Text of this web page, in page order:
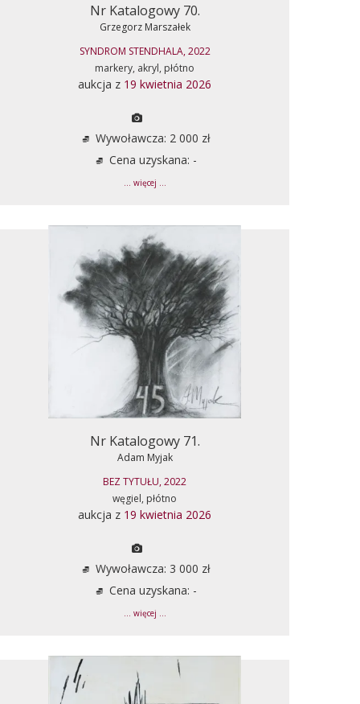
Nr Katalogowy 70.
Grzegorz Marszałek
SYNDROM STENDHALA, 2022
markery, akryl, płótno
aukcja z 19 kwietnia 2026
Wywoławcza: 2 000 zł
Cena uzyskana: -
... więcej ...
Nr Katalogowy 71.
Adam Myjak
BEZ TYTUŁU, 2022
węgiel, płótno
aukcja z 19 kwietnia 2026
Wywoławcza: 3 000 zł
Cena uzyskana: -
... więcej ...